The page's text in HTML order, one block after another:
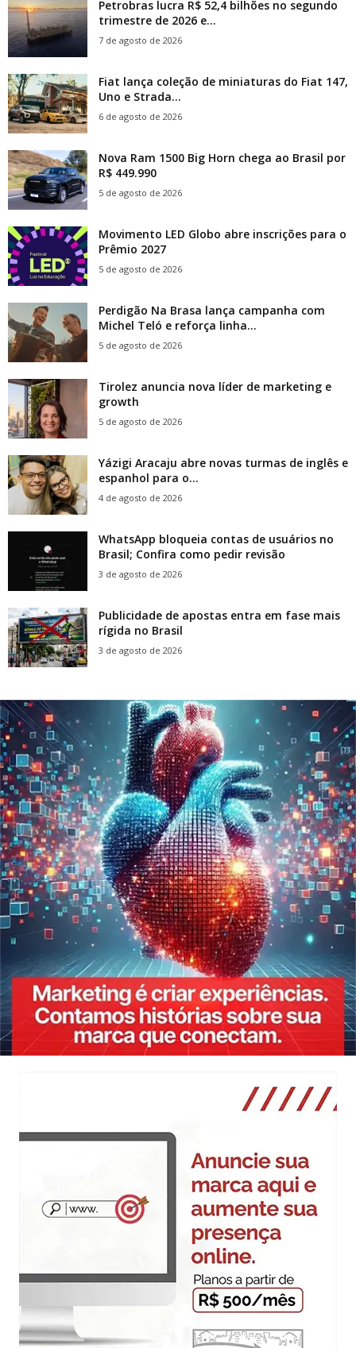
Petrobras lucra R$ 52,4 bilhões no segundo
trimestre de 2026 e...
7 de agosto de 2026
Fiat lança coleção de miniaturas do Fiat 147,
Uno e Strada...
6 de agosto de 2026
Nova Ram 1500 Big Horn chega ao Brasil por
R$ 449.990
5 de agosto de 2026
Movimento LED Globo abre inscrições para o
Prêmio 2027
5 de agosto de 2026
Perdigão Na Brasa lança campanha com
Michel Teló e reforça linha...
5 de agosto de 2026
Tirolez anuncia nova líder de marketing e
growth
5 de agosto de 2026
Yázigi Aracaju abre novas turmas de inglês e
espanhol para o...
4 de agosto de 2026
WhatsApp bloqueia contas de usuários no
Brasil; Confira como pedir revisão
3 de agosto de 2026
Publicidade de apostas entra em fase mais
rígida no Brasil
3 de agosto de 2026